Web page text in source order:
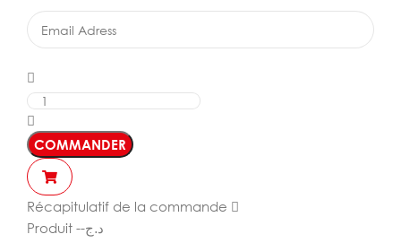
COMMANDER
Récapitulatif de la commande
Produit --د.ج